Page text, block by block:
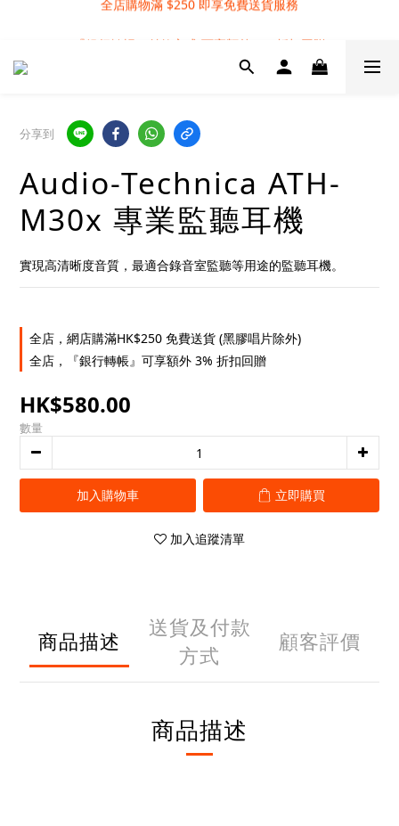
全店購物滿 $250 即享免費送貨服務
分享到
Audio-Technica ATH-
M30x 專業監聽耳機
實現高清晰度音質，最適合錄音室監聽等用途的監聽耳機。
全店，網店購滿HK$250 免費送貨 (黑膠唱片除外)
全店，『銀行轉帳』可享額外 3% 折扣回贈
HK$580.00
數量
加入購物車 立即購買
加入追蹤清單
商品描述
送貨及付款
方式
顧客評價
商品描述